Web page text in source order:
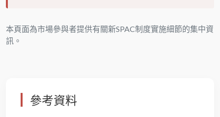
本頁面為市場參與者提供有關新SPAC制度實施細節的集中資
訊。
參考資料